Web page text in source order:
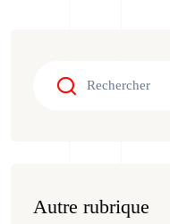
Autre rubrique